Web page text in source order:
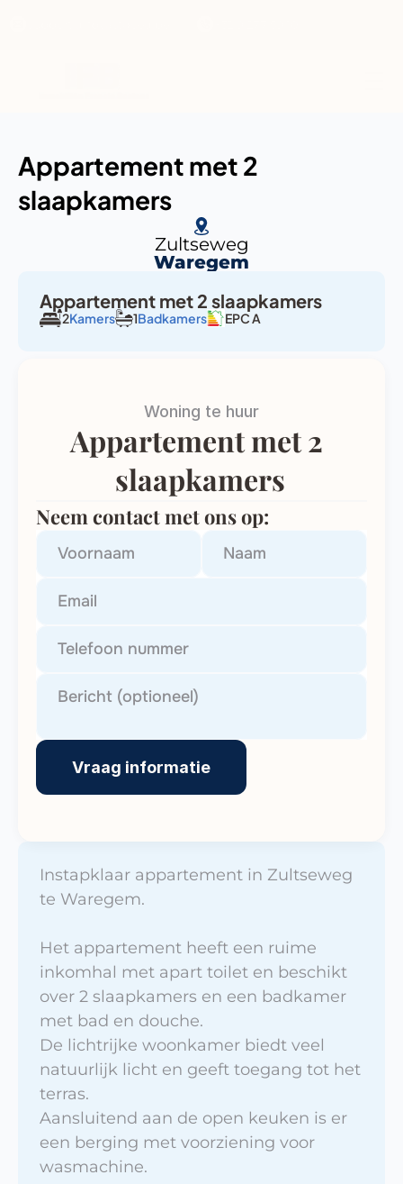
Appartement met 2
slaapkamers
Zultseweg
Waregem
Appartement met 2 slaapkamers
2Kamers 1Badkamers EPC A
Woning te huur
Appartement met 2
slaapkamers
Neem contact met ons op:
Vraag informatie
Instapklaar appartement in Zultseweg
te Waregem.
Het appartement heeft een ruime
inkomhal met apart toilet en beschikt
over 2 slaapkamers en een badkamer
met bad en douche.
De lichtrijke woonkamer biedt veel
natuurlijk licht en geeft toegang tot het
terras.
Aansluitend aan de open keuken is er
een berging met voorziening voor
wasmachine.